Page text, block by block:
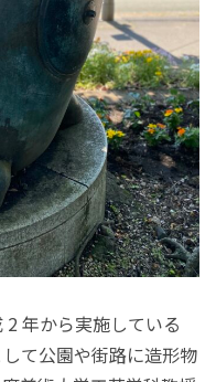
年から実施している
て公園や街路に造形物